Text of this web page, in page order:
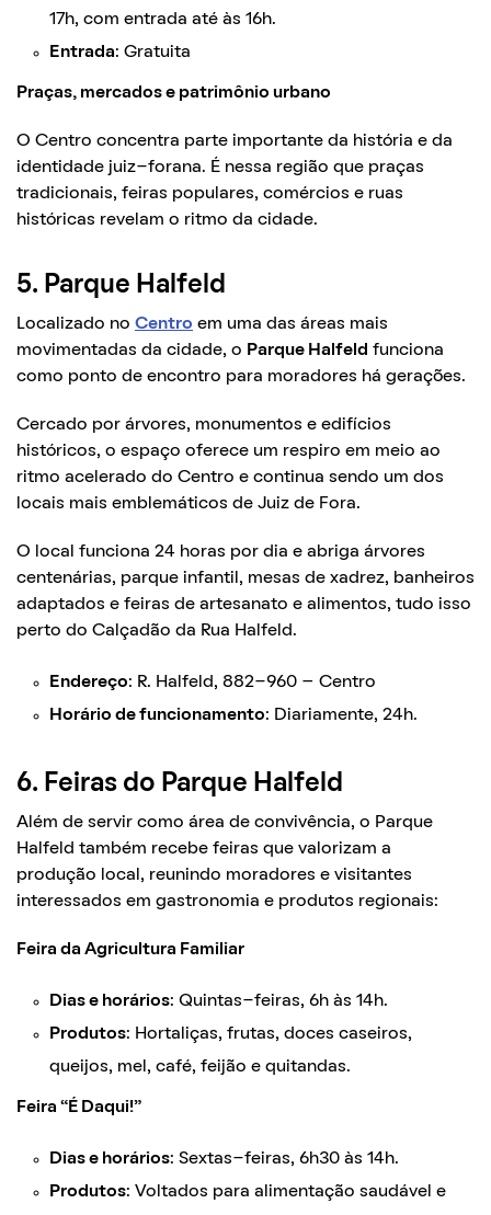
17h, com entrada até às 16h.
Entrada: Gratuita
Praças, mercados e patrimônio urbano
O Centro concentra parte importante da história e da
identidade juiz-forana. É nessa região que praças
tradicionais, feiras populares, comércios e ruas
históricas revelam o ritmo da cidade.
5. Parque Halfeld
Localizado no Centro em uma das áreas mais
movimentadas da cidade, o Parque Halfeld funciona
como ponto de encontro para moradores há gerações.
Cercado por árvores, monumentos e edifícios
históricos, o espaço oferece um respiro em meio ao
ritmo acelerado do Centro e continua sendo um dos
locais mais emblemáticos de Juiz de Fora.
O local funciona 24 horas por dia e abriga árvores
centenárias, parque infantil, mesas de xadrez, banheiros
adaptados e feiras de artesanato e alimentos, tudo isso
perto do Calçadão da Rua Halfeld.
Endereço: R. Halfeld, 882-960 – Centro
Horário de funcionamento: Diariamente, 24h.
6. Feiras do Parque Halfeld
Além de servir como área de convivência, o Parque
Halfeld também recebe feiras que valorizam a
produção local, reunindo moradores e visitantes
interessados em gastronomia e produtos regionais:
Feira da Agricultura Familiar
Dias e horários: Quintas-feiras, 6h às 14h.
Produtos: Hortaliças, frutas, doces caseiros,
queijos, mel, café, feijão e quitandas.
Feira “É Daqui!”
Dias e horários: Sextas-feiras, 6h30 às 14h.
Produtos: Voltados para alimentação saudável e